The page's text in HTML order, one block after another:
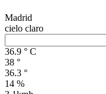
Madrid
cielo claro
36.9 ° C
38 °
36.3 °
14 %